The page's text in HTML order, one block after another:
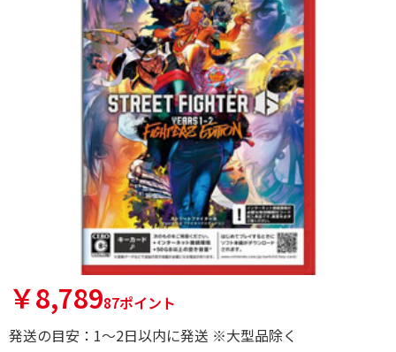
￥8,78987ポイント
発送の目安：1～2日以内に発送 ※大型品除く